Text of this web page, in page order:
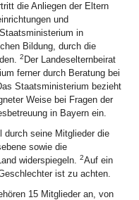
die Anliegen der Eltern
und
in
Bildung, durch die
2 Der Landeselternbeirat
ferner durch Beratung bei
Staatsministerium bezieht
Weise bei Fragen der
in Bayern ein.
durch seine Mitglieder die
sowie die
widerspiegeln. 2Auf ein
ist zu achten.
15 Mitglieder an, von